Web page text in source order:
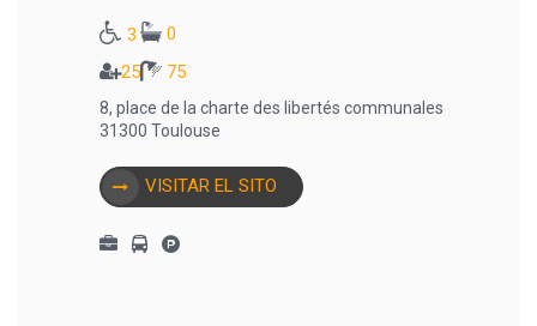
3
0
25
75
8, place de la charte des libertés communales
31300 Toulouse
VISITAR EL SITO